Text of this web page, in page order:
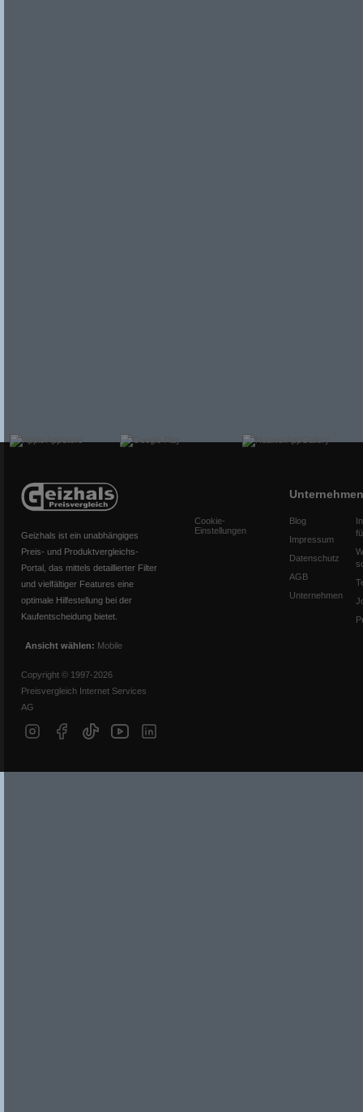
Geizhals ist ein unabhängiges
Preis- und Produktvergleichs-
Portal, das mittels detaillierter Filter
und vielfältiger Features eine
optimale Hilfestellung bei der
Kaufentscheidung bietet.
Ansicht wählen: Mobile
Copyright © 1997-2026
Preisvergleich Internet Services
AG
Cookie-
Einstellungen
Unternehmen
Blog
Impressum
Datenschutz
AGB
Unternehmen